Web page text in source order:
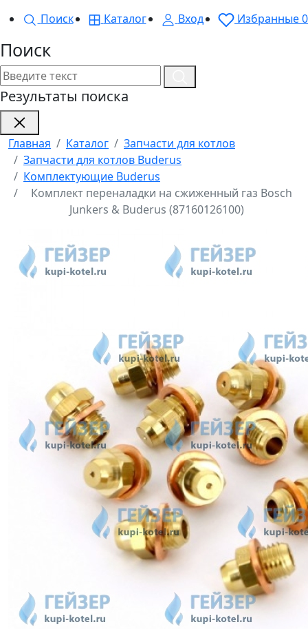
Поиск
Каталог Вход Избранные0
Поиск
Результаты поиска
Главная Каталог
Запчасти для котлов
Запчасти для котлов Buderus
Комплектующие Buderus
Комплект переналадки на сжиженный газ Bosch
Junkers & Buderus (87160126100)